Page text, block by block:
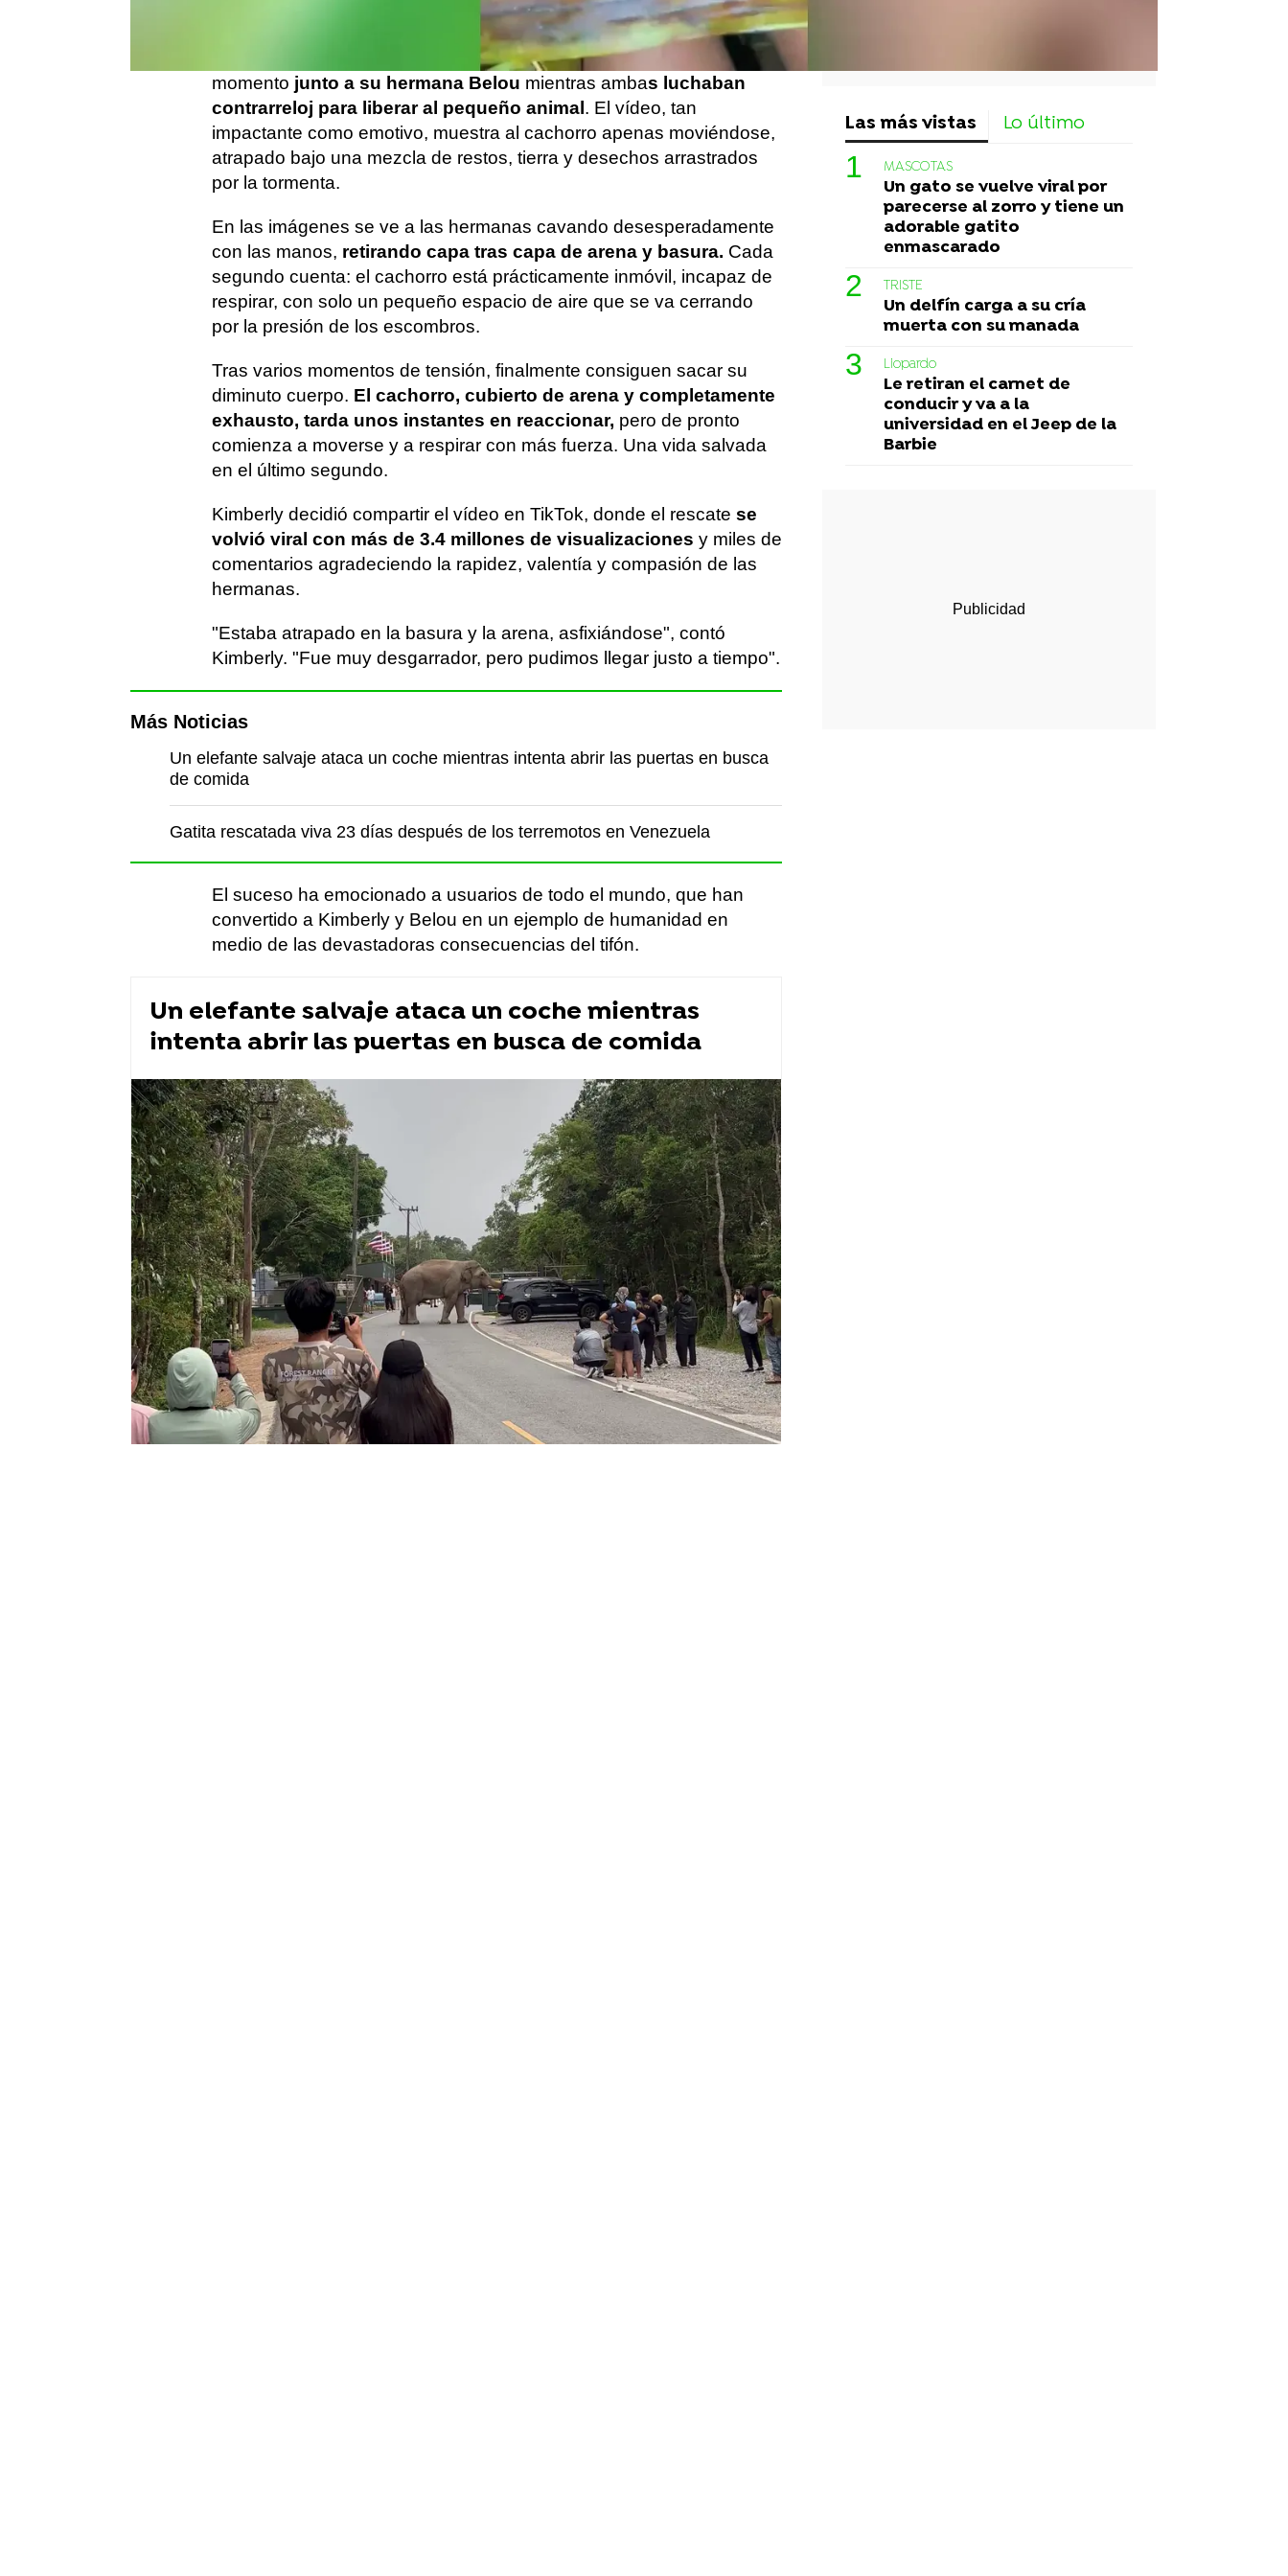
, vecina de Roxas City en Capiz, grabó el
momento junto a su hermana Belou mientras ambas luchaban
contrarreloj para liberar al pequeño animal . El vídeo, tan
impactante como emotivo, muestra al cachorro apenas moviéndose,
atrapado bajo una mezcla de restos, tierra y desechos arrastrados
por la tormenta.
En las imágenes se ve a las hermanas cavando desesperadamente
con las manos, retirando capa tras capa de arena y basura. Cada
segundo cuenta: el cachorro está prácticamente inmóvil, incapaz de
respirar, con solo un pequeño espacio de aire que se va cerrando
por la presión de los escombros.
Tras varios momentos de tensión, finalmente consiguen sacar su
diminuto cuerpo. El cachorro, cubierto de arena y completamente
exhausto, tarda unos instantes en reaccionar, pero de pronto
comienza a moverse y a respirar con más fuerza. Una vida salvada
en el último segundo.
Kimberly decidió compartir el vídeo en TikTok, donde el rescate se
volvió viral con más de 3.4 millones de visualizaciones y miles de
comentarios agradeciendo la rapidez, valentía y compasión de las
hermanas.
"Estaba atrapado en la basura y la arena, asfixiándose", contó
Kimberly. "Fue muy desgarrador, pero pudimos llegar justo a tiempo".
Más Noticias
Un elefante salvaje ataca un coche mientras intenta abrir las puertas en busca
de comida
Gatita rescatada viva 23 días después de los terremotos en Venezuela
El suceso ha emocionado a usuarios de todo el mundo, que han
convertido a Kimberly y Belou en un ejemplo de humanidad en
medio de las devastadoras consecuencias del tifón.
Un elefante salvaje ataca un coche mientras
intenta abrir las puertas en busca de comida
perros
Las más vistas Lo último
MASCOTAS
Un gato se vuelve viral por
parecerse al zorro y tiene un
adorable gatito
enmascarado
TRISTE
Un delfín carga a su cría
muerta con su manada
Liopardo
Le retiran el carnet de
conducir y va a la
universidad en el Jeep de la
Barbie